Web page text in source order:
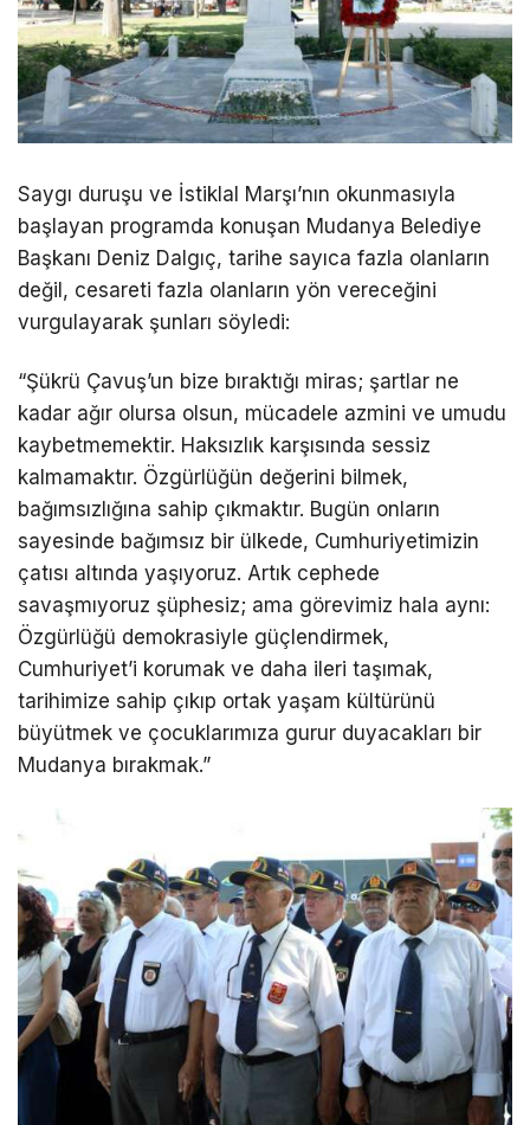
Saygı duruşu ve İstiklal Marşı’nın okunmasıyla
başlayan programda konuşan Mudanya Belediye
Başkanı Deniz Dalgıç, tarihe sayıca fazla olanların
değil, cesareti fazla olanların yön vereceğini
vurgulayarak şunları söyledi:
“Şükrü Çavuş’un bize bıraktığı miras; şartlar ne
kadar ağır olursa olsun, mücadele azmini ve umudu
kaybetmemektir. Haksızlık karşısında sessiz
kalmamaktır. Özgürlüğün değerini bilmek,
bağımsızlığına sahip çıkmaktır. Bugün onların
sayesinde bağımsız bir ülkede, Cumhuriyetimizin
çatısı altında yaşıyoruz. Artık cephede
savaşmıyoruz şüphesiz; ama görevimiz hala aynı:
Özgürlüğü demokrasiyle güçlendirmek,
Cumhuriyet’i korumak ve daha ileri taşımak,
tarihimize sahip çıkıp ortak yaşam kültürünü
büyütmek ve çocuklarımıza gurur duyacakları bir
Mudanya bırakmak.”